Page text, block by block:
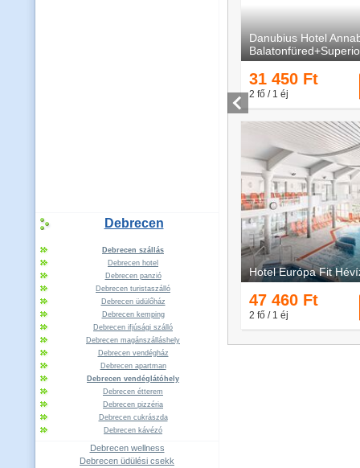
Debrecen
Debrecen szállás
Debrecen hotel
Debrecen panzió
Debrecen turistaszálló
Debrecen üdülőház
Debrecen kemping
Debrecen ifjúsági szálló
Debrecen magánszálláshely
Debrecen vendégház
Debrecen apartman
Debrecen vendéglátóhely
Debrecen étterem
Debrecen pizzéria
Debrecen cukrászda
Debrecen kávézó
Debrecen wellness
Debrecen üdülési csekk